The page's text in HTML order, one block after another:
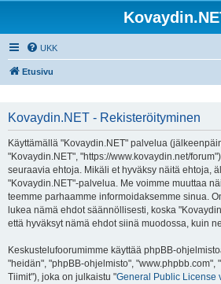
UKK
Etusivu
Kovaydin.NET - Rekisteröityminen
Käyttämällä "Kovaydin.NET" palvelua
"Kovaydin.NET", "https://www.kovaydin.net/
seuraavia ehtoja. Mikäli et hyväksy näitä ehtoja,
"Kovaydin.NET"-palvelua. Me voimme muuttaa
teemme parhaamme informoidaksemme sinua.
lukea nämä ehdot säännöllisesti, koska
että hyväksyt nämä ehdot siinä muodossa, kuin
Keskustelufoorumimme käyttää phpBB-
"heidän", "phpBB-ohjelmisto", "www.phpbb.com",
Tiimit"), joka on julkaistu "General Public License